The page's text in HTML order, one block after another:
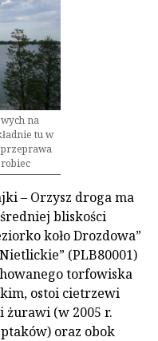
na
tu w
– Orzysz droga ma
bliskości
koło Drozdowa”
(PLB80001)
torfowiska
ostoi cietrzewi
żurawi (w 2005 r.
oraz obok